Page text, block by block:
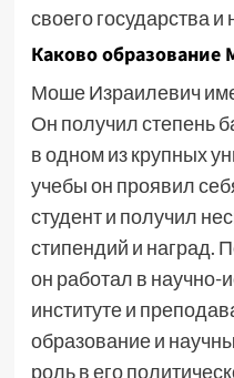
своего государства и
Каково образование
Моше Израилевич
Он получил степень
в одном из крупных
учебы он проявил
студент и получил
стипендий и наград.
он работал в научно-
институте и
образование и
роль в его